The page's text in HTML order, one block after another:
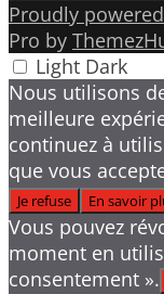
Proudly
Pro by
Light Dark
Nous utilisons
meilleure
continuez à
que vous
Je refuse
En savoir
Vous pouvez
moment en
consentement ».